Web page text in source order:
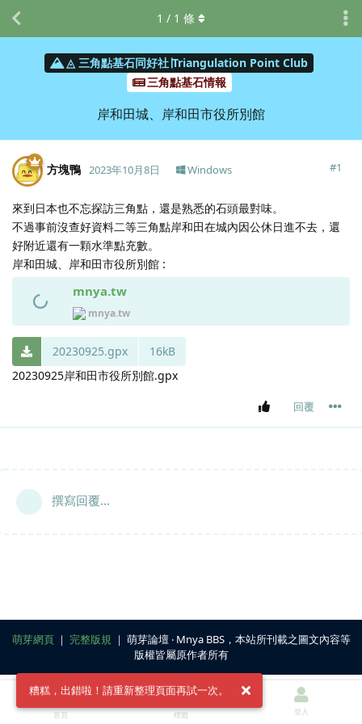
◬ 三角點基石同好社∣Triangulation Point Club
三角點基石情報
岸和田城、岸和田市役所別館
1 / 1 條
方塊鴨 2023年10月8日 #1
Windows
來到日本也不忘探訪三角點，還是熟悉的石頭最對味。
不過事前沒查好資料二等三角點岸和田在城內因公休日進不去，還
好附近還有一顆水準點充數。
岸和田城、岸和田市役所別館 :
mnya.tw
mnya.tw
20230925.gpx
16kB
20230925岸和田市役所別館.gpx
回覆
撰寫回覆...
萌芽網頁｜ 完整版規 ｜ 萌芽論壇 ‧ Mnya BBS，本站所刊載之圖文內容等
版權皆屬原作者所有
糟糕，出錯啦！請重新整理頁面再試一次。
首頁 標籤 登入